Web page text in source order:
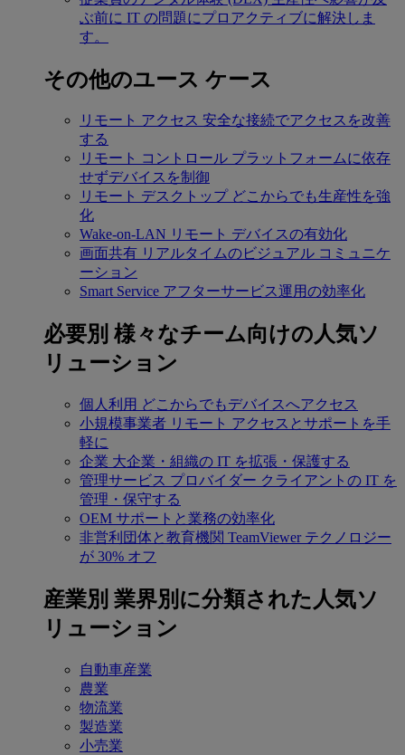
ぶ前に IT の問題にプロアクティブに解決しま
す。
その他のユース ケース
リモート アクセス 安全な接続でアクセスを改善
する
リモート コントロール プラットフォームに依存
せずデバイスを制御
リモート デスクトップ どこからでも生産性を強
化
Wake-on-LAN リモート デバイスの有効化
画面共有 リアルタイムのビジュアル コミュニケ
ーション
Smart Service アフターサービス運用の効率化
必要別 様々なチーム向けの人気ソ
リューション
個人利用 どこからでもデバイスへアクセス
小規模事業者 リモート アクセスとサポートを手
軽に
企業 大企業・組織の IT を拡張・保護する
管理サービス プロバイダー クライアントの IT を
管理・保守する
OEM サポートと業務の効率化
非営利団体と教育機関 TeamViewer テクノロジー
が 30% オフ
産業別 業界別に分類された人気ソ
リューション
自動車産業
農業
物流業
製造業
小売業